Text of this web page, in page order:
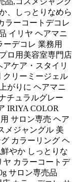
、しっとりなめら
ラーコートデコレ
イリヤ ヘアマニ
ーデコレ 業務用
ロ用美容室専門店
ケア・スタイリ
クリーミージェル
がりに ヘアマニ
チュラルグレー
IRIYA COLOR
サロン専売 ヘア
メジャングル 美
カラーリング ヘ
やか しっとりな
ヤ カラーコートデ
サロン専売品